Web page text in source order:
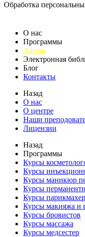
Обработка
О нас
Программы
Акции
Электронная
Блог
Контакты
Назад
О нас
О центре
Наши
Лицензии
Назад
Программы
Курсы
Курсы
Курсы маникюр
Курсы
Курсы
Курсы макияжа и
Курсы бровистов
Курсы массажа
Курсы медсестер